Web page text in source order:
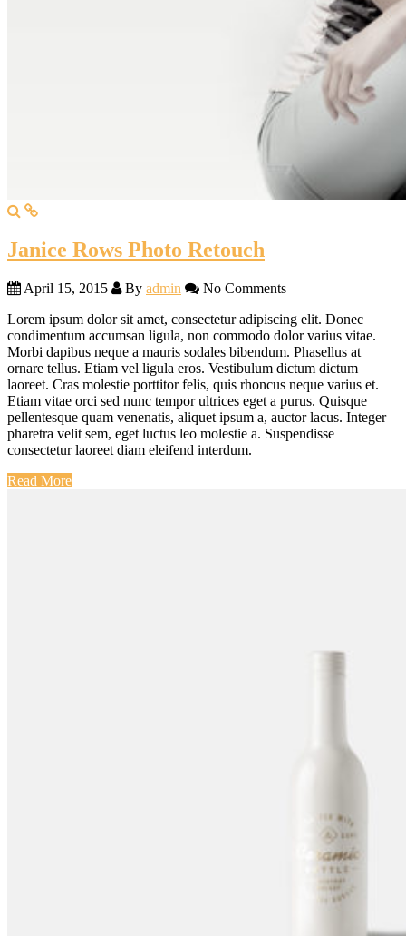
Janice Rows Photo Retouch
April 15, 2015 By admin
No Comments
Lorem ipsum dolor sit amet, consectetur adipiscing elit. Donec
condimentum accumsan ligula, non commodo dolor varius vitae.
Morbi dapibus neque a mauris sodales bibendum. Phasellus at
ornare tellus. Etiam vel ligula eros. Vestibulum dictum dictum
laoreet. Cras molestie porttitor felis, quis rhoncus neque varius et.
Etiam vitae orci sed nunc tempor ultrices eget a purus. Quisque
pellentesque quam venenatis, aliquet ipsum a, auctor lacus. Integer
pharetra velit sem, eget luctus leo molestie a. Suspendisse
consectetur laoreet diam eleifend interdum.
Read More